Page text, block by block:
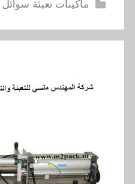
ماكينات تعبئة